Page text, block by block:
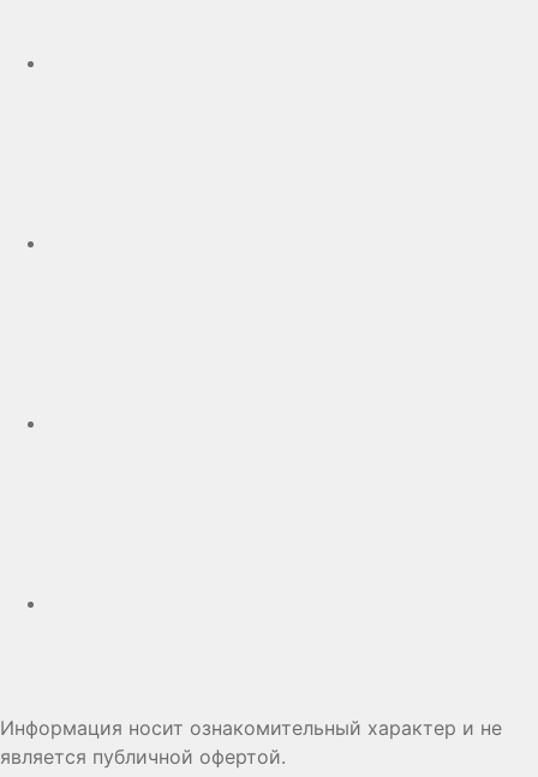
Информация носит ознакомительный характер и не
является публичной офертой.